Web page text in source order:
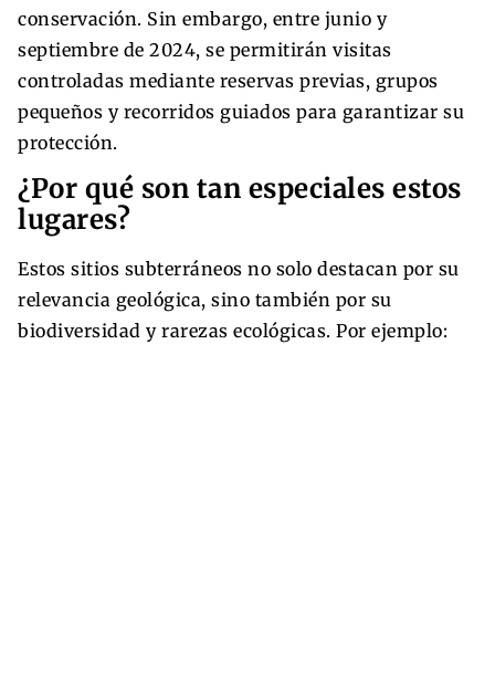
conservación. Sin embargo, entre junio y
septiembre de 2024, se permitirán visitas
controladas mediante reservas previas, grupos
pequeños y recorridos guiados para garantizar su
protección.
¿Por qué son tan especiales estos
lugares?
Estos sitios subterráneos no solo destacan por su
relevancia geológica, sino también por su
biodiversidad y rarezas ecológicas. Por ejemplo: